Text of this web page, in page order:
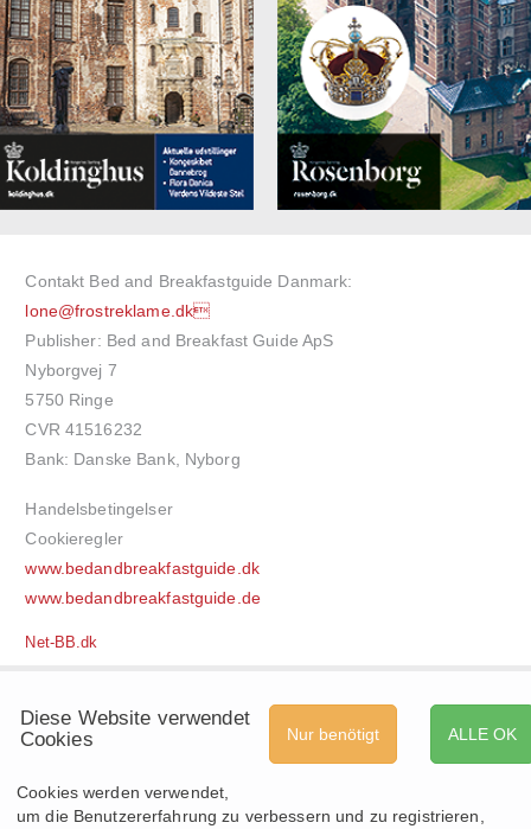
Contakt Bed and Breakfastguide Danmark:
lone@frostreklame.dk
Publisher: Bed and Breakfast Guide ApS
Nyborgvej 7
5750 Ringe
CVR 41516232
Bank: Danske Bank, Nyborg
Handelsbetingelser
Cookieregler
www.bedandbreakfastguide.dk
www.bedandbreakfastguide.de
Net-BB.dk
ALLE OK
Nur benötigt
Diese Website verwendet
Cookies
Cookies werden verwendet,
um die Benutzererfahrung zu verbessern und zu registrieren,